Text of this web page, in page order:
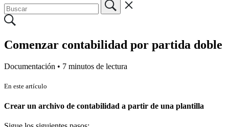
Comenzar contabilidad por partida doble
Documentación • 7 minutos de lectura
En este artículo
Crear un archivo de contabilidad a partir de una plantilla